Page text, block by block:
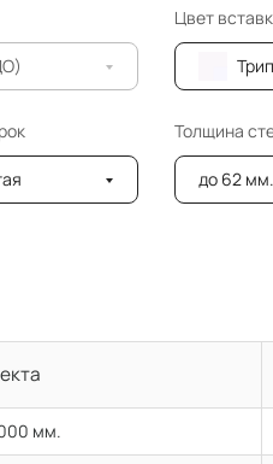
Цвет
Толщина
до 62
мм.